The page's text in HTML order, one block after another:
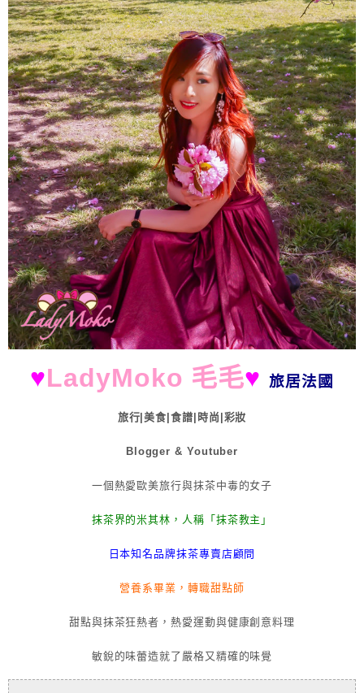
♥LadyMoko 毛毛♥ 旅居法國
旅行|美食|食譜|時尚|彩妝
Blogger & Youtuber
一個熱愛歐美旅行與抹茶中毒的女子
抹茶界的米其林，人稱「抹茶教主」
日本知名品牌抹茶專賣店顧問
營養系畢業，轉職甜點師
甜點與抹茶狂熱者，熱愛運動與健康創意料理
敏銳的味蕾造就了嚴格又精確的味覺